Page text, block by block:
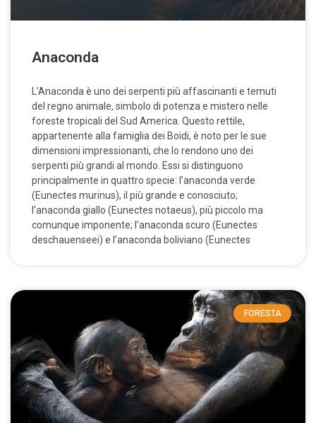
Anaconda
L’Anaconda è uno dei serpenti più affascinanti e temuti
del regno animale, simbolo di potenza e mistero nelle
foreste tropicali del Sud America. Questo rettile,
appartenente alla famiglia dei Boidi, è noto per le sue
dimensioni impressionanti, che lo rendono uno dei
serpenti più grandi al mondo. Essi si distinguono
principalmente in quattro specie: l’anaconda verde
(Eunectes murinus), il più grande e conosciuto;
l’anaconda giallo (Eunectes notaeus), più piccolo ma
comunque imponente; l’anaconda scuro (Eunectes
deschauenseei) e l’anaconda boliviano (Eunectes
FORESTA